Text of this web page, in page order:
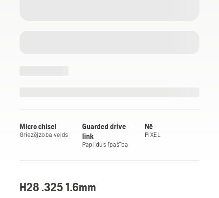
Micro chisel
Griezējzoba veids
Guarded drive
link
Papildus īpašība
Nē
PIXEL
H28 .325 1.6mm